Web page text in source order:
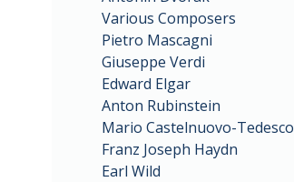
Various Composers
Pietro Mascagni
Giuseppe Verdi
Edward Elgar
Anton Rubinstein
Mario Castelnuovo-Tedesco
Franz Joseph Haydn
Earl Wild